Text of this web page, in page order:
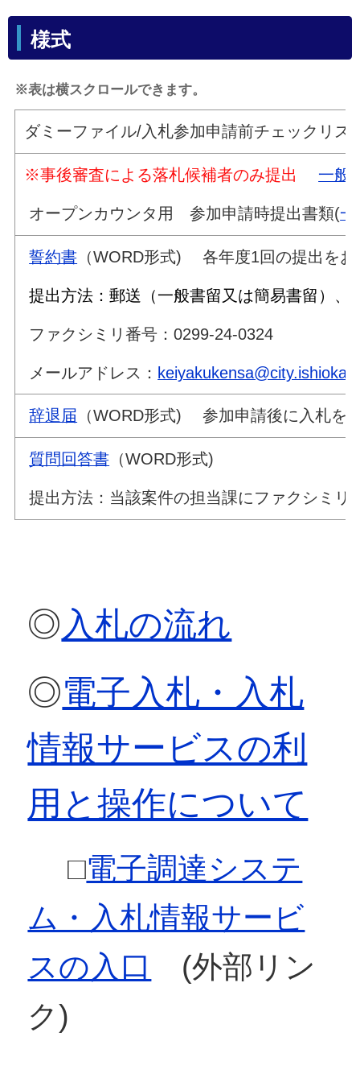
様式
※表は横スクロールできます。
ダミーファイル/入札参加申請前チェックリス
※事後審査による落札候補者のみ提出 一般
オープンカウンタ用 参加申請時提出書類(一
誓約書 （WORD形式) 各年度1回の提出をお
提出方法：郵送（一般書留又は簡易書留）
ファクシミリ番号：0299-24-0324
メールアドレス：
辞退届 （WORD形式) 参加申請後に
質問回答書 （WORD形式)
提出方法：当該案件の担当課にファクシミ
◎入札の流れ
◎電子入札・入札
情報サービスの利
用と操作について
□電子調達システ
ム・入札情報サービ
スの入口
(外部リン
ク)